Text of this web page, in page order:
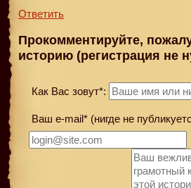
Ответить
Прокомментируйте,
историю (регистрация не
Как Вас зовут*:
Ваш e-mail* (нигде не